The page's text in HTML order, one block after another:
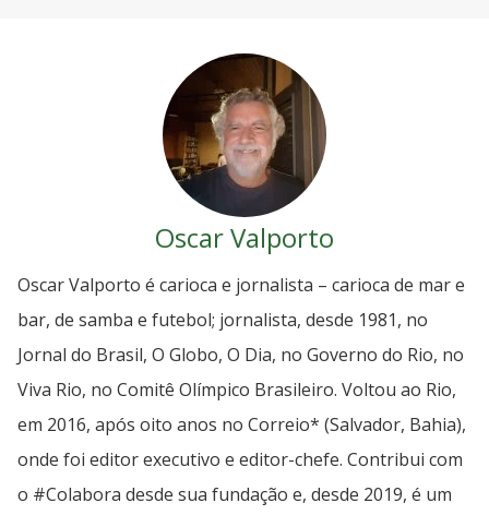
Oscar Valporto
Oscar Valporto é carioca e jornalista – carioca de mar e
bar, de samba e futebol; jornalista, desde 1981, no
Jornal do Brasil, O Globo, O Dia, no Governo do Rio, no
Viva Rio, no Comitê Olímpico Brasileiro. Voltou ao Rio,
em 2016, após oito anos no Correio* (Salvador, Bahia),
onde foi editor executivo e editor-chefe. Contribui com
o #Colabora desde sua fundação e, desde 2019, é um